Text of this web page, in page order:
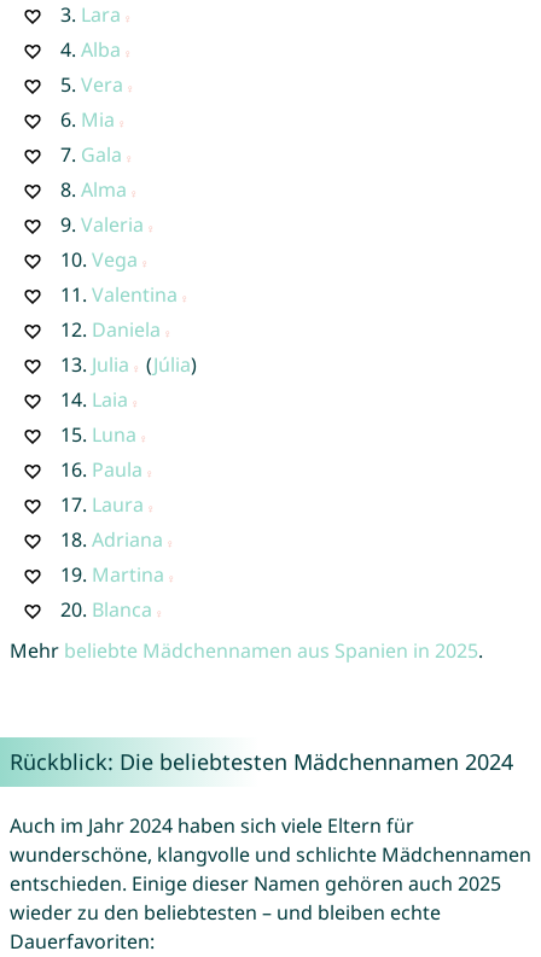
3. Lara
4. Alba
5. Vera
6. Mia
7. Gala
8. Alma
9. Valeria
10. Vega
11. Valentina
12. Daniela
13. Julia (Júlia)
14. Laia
15. Luna
16. Paula
17. Laura
18. Adriana
19. Martina
20. Blanca
Mehr beliebte Mädchennamen aus Spanien in 2025.
Rückblick: Die beliebtesten Mädchennamen 2024
Auch im Jahr 2024 haben sich viele Eltern für
wunderschöne, klangvolle und schlichte Mädchennamen
entschieden. Einige dieser Namen gehören auch 2025
wieder zu den beliebtesten – und bleiben echte
Dauerfavoriten: